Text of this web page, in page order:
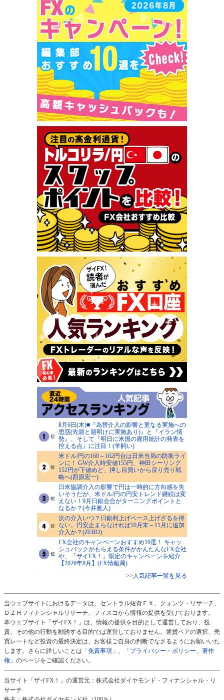
8月6日(木)■『為替介入の影響と更なる実施への
思惑(先週と週明けに実施あり)』と『イラン情
勢』、そして『明日に米国の雇用統計の発表を
控える点』に注目！(羊飼い)
米ドル/円の160～162円台は日米当局の防衛ライ
ンに！ GW介入時安値155円、神田シーリング
152円が下値めど、押し目買いから戻り売り戦
略へ(西原宏一)
日米協調介入の影響で円は一時的に方向感を失
いそうだが、米ドル/円の円安トレンド継続は変
えない！9月日銀会合がターニングポイントと
なるか？(今井雅人)
次の介入いつ？日銀利上げペース上げざるを得
ない。円安止まらなければ10月末～11月に追加
介入か？(ZERO)
FX会社のキャンペーンおすすめ10選！ キャッ
シュバックがもらえる条件がかんたんなFX会社
や、「ザイFX！」限定のキャンペーンを紹介
【2026年8月】(FX情報局)
>>人気記事一覧を見る
当ウェブサイトにおけるデータは、セントラル短資ＦＸ、クォンツ・リサーチ、
ＤＺＨフィナンシャルリサーチ、フィスコから情報の提供を受けております。
本ウェブサイト「ザイFX！」は、情報の提供を目的として運営しており、投
資、その他の行動を勧誘する目的では運営しておりません。通貨ペアの選択、売
買レートなど投資の最終決定は、お客様ご自身の判断でなさるようにお願いいた
します。さらに詳しいことは 「免責事項」 、
「プライバシー・ポリシー、著作
権」 のページをご確認ください。
当サイト「ザイFX！」の運営元：株式会社ダイヤモンド・フィナンシャル・リ
サーチ